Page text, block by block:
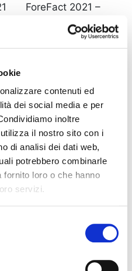
contenuti ed
dei social media e per
inoltre
il nostro sito con i
di analisi dei dati web,
potrebbero combinarle
loro o che hanno
servizi.
ForeFact 2021 –
Numero 3
Statistiche
segnalazioni di
vigilanza al 31
marzo 2021
Il factoring in
cifre – Sintesi dei
dati di marzo
2021